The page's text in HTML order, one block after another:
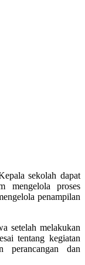
sekolah dapat
mengelola proses
penampilan
setelah melakukan
tentang kegiatan
perancangan dan